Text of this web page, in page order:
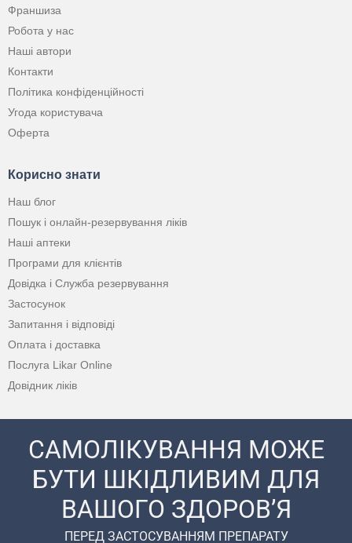
Франшиза
Робота у нас
Наші автори
Контакти
Політика конфіденційності
Угода користувача
Оферта
Корисно знати
Наш блог
Пошук і онлайн-резервування ліків
Наші аптеки
Програми для клієнтів
Довідка і Служба резервування
Застосунок
Запитання і відповіді
Оплата і доставка
Послуга Likar Online
Довідник ліків
САМОЛІКУВАННЯ МОЖЕ
БУТИ ШКІДЛИВИМ ДЛЯ
ВАШОГО ЗДОРОВ’Я
ПЕРЕД ЗАСТОСУВАННЯМ ПРЕПАРАТУ